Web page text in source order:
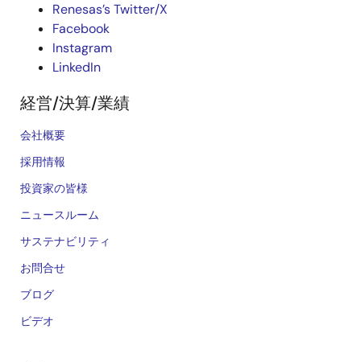
Renesas’s Twitter/X
Facebook
Instagram
LinkedIn
経営/決算/業績
会社概要
採用情報
投資家の皆様
ニュースルーム
サステナビリティ
お問合せ
ブログ
ビデオ